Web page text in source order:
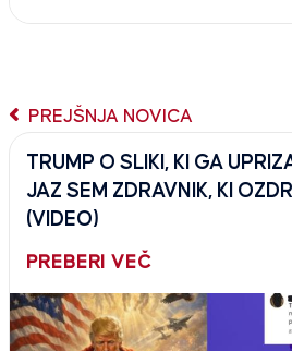
PREJŠNJA NOVICA
TRUMP O SLIKI, KI GA
JAZ SEM ZDRAVNIK, KI
(VIDEO)
PREBERI VEČ